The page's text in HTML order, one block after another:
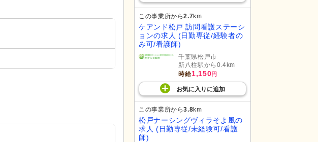
この事業所から2.7km
ケアンド松戸 訪問看護ステーシ
ョンの求人 (日勤専従/経験者の
み可/看護師)
千葉県松戸市
新八柱駅から0.4km
時給1,150円
お気に入り に追加
この事業所から3.8km
松戸ナーシングヴィラそよ風の
求人 (日勤専従/未経験可/看護
師)